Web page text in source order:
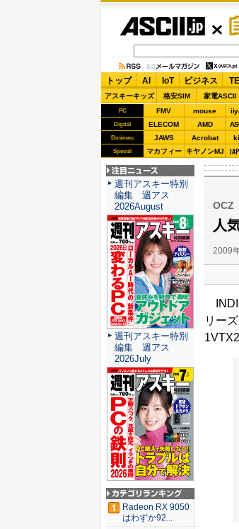
自
トップ AI IoT ビジネス
アスキーキッズ 格安SIM 家電ASCII
PC FMV mouse
Digital ELECOM AMD
Business JAWS Acrobat
Special マカフィー キヤノンMJ
OCZ
人
2009
リー
注目ニュース
週刊アスキー特別
編集 週アス
2026August
週刊アスキー特別
編集 週アス
2026July
Radeon RX 9050
はわずか92...